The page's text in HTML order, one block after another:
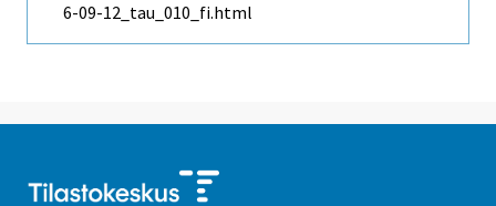
6-09-12_tau_010_fi.html